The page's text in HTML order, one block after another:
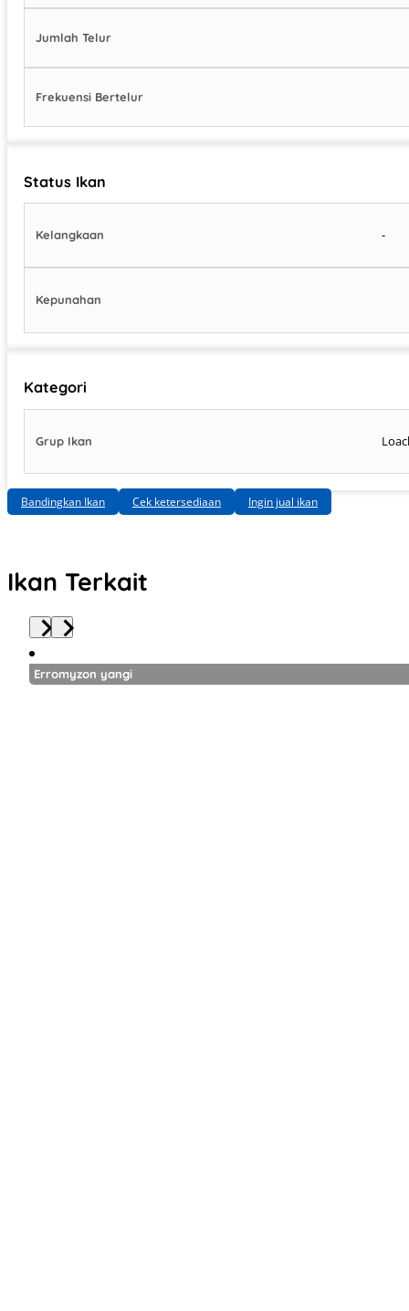
Jumlah Telur
Frekuensi Bertelur
Status Ikan
Kelangkaan -
Kepunahan
Kategori
Grup Ikan
Bandingkan Ikan Cek ketersediaan Ingin jual ikan
Ikan Terkait
Erromyzon yangi